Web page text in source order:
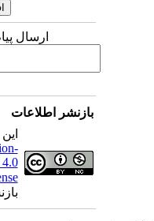
ارسال
بازنشر اطلاعات
4.0